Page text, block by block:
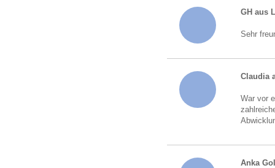
GH aus
Sehr
Claudia
War vor
Anka